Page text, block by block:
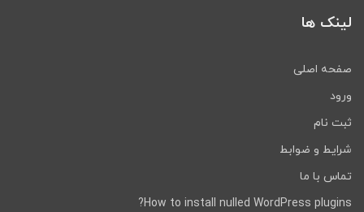
لینک ها
صفحه اصلی
ورود
ثبت نام
شرایط و ضوابط
تماس با ما
How to install nulled WordPress plugins?